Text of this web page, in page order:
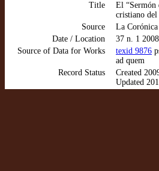
Title
El “Sermón
cristiano
Source
La Corónica
Date / Location
37 n. 1
Source of Data for Works
texid 9876
ad quem
Record Status
Created
Updated